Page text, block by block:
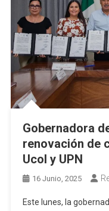
Gobernadora
renovación de
Ucol y UPN
16 Junio, 2025
Este lunes, la